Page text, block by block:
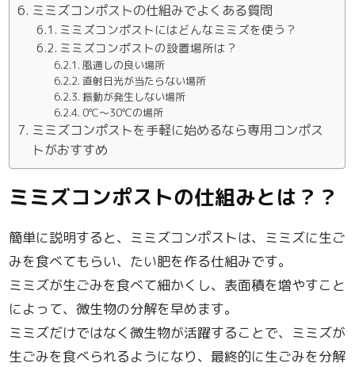
ミミズコンポストの仕組みでよくある質問
ミミズコンポストにはどんなミミズを使う？
ミミズコンポストの設置場所は？
風通しの良い場所
直射日光が当たらない場所
振動が発生しない場所
0℃～30℃の場所
ミミズコンポストを手軽に始めるなら専用コンポス
トがおすすめ
ミミズコンポストの仕組みとは？？
簡単に説明すると、ミミズコンポストは、ミミズに生ご
みを食べてもらい、たい肥を作る仕組みです。
ミミズが生ごみを食べて細かくし、表面積を増やすこと
によって、微生物の分解を早めます。
ミミズだけではなく微生物が活躍することで、ミミズが
生ごみを食べられるようになり、最終的に生ごみを分解